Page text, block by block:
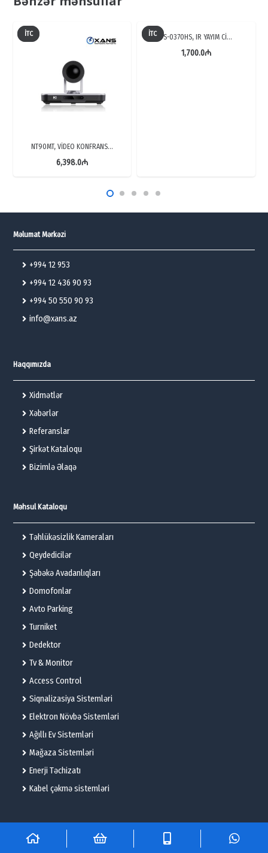
İTC
NT90MT, VİDEO KONFRANS…
6,398.0₼
İTC TS-0370HS, IR YAYIM Cİ…
1,700.0₼
Məlumat Mərkəzi
+994 12 953
+994 12 436 90 93
+994 50 550 90 93
info@xans.az
Haqqımızda
Xidmətlər
Xəbərlər
Referanslar
Şirkət Kataloqu
Bizimlə Əlaqə
Məhsul Kataloqu
Təhlükəsizlik Kameraları
Qeydedicilər
Şəbəkə Avadanlıqları
Domofonlar
Avto Parking
Turniket
Dedektor
Tv & Monitor
Access Control
Siqnalizasiya Sistemləri
Elektron Növbə Sistemləri
Ağıllı Ev Sistemləri
Mağaza Sistemləri
Enerji Təchizatı
Kabel çəkmə sistemləri
© 2025 – Flame Technologies